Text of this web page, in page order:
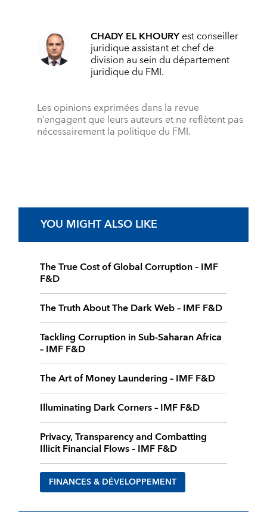
CHADY EL KHOURYest conseiller
juridique assistant et chef de
division au sein du département
juridique du FMI.
Les opinions exprimées dans la revue
n’engagent que leurs auteurs et ne reflètent pas
nécessairement la politique du FMI.
YOU MIGHT ALSO LIKE
The True Cost of Global Corruption – IMF
F&D
The Truth About The Dark Web – IMF F&D
Tackling Corruption in Sub-Saharan Africa
– IMF F&D
The Art of Money Laundering – IMF F&D
Illuminating Dark Corners – IMF F&D
Privacy, Transparency and Combatting
Illicit Financial Flows – IMF F&D
FINANCES & DÉVELOPPEMENT